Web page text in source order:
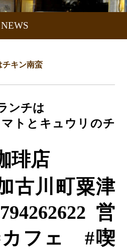
NEWS
チキン南蛮
ンチは
トとキュウリのチ
琲店
古川町粟津
営
カフェ#喫